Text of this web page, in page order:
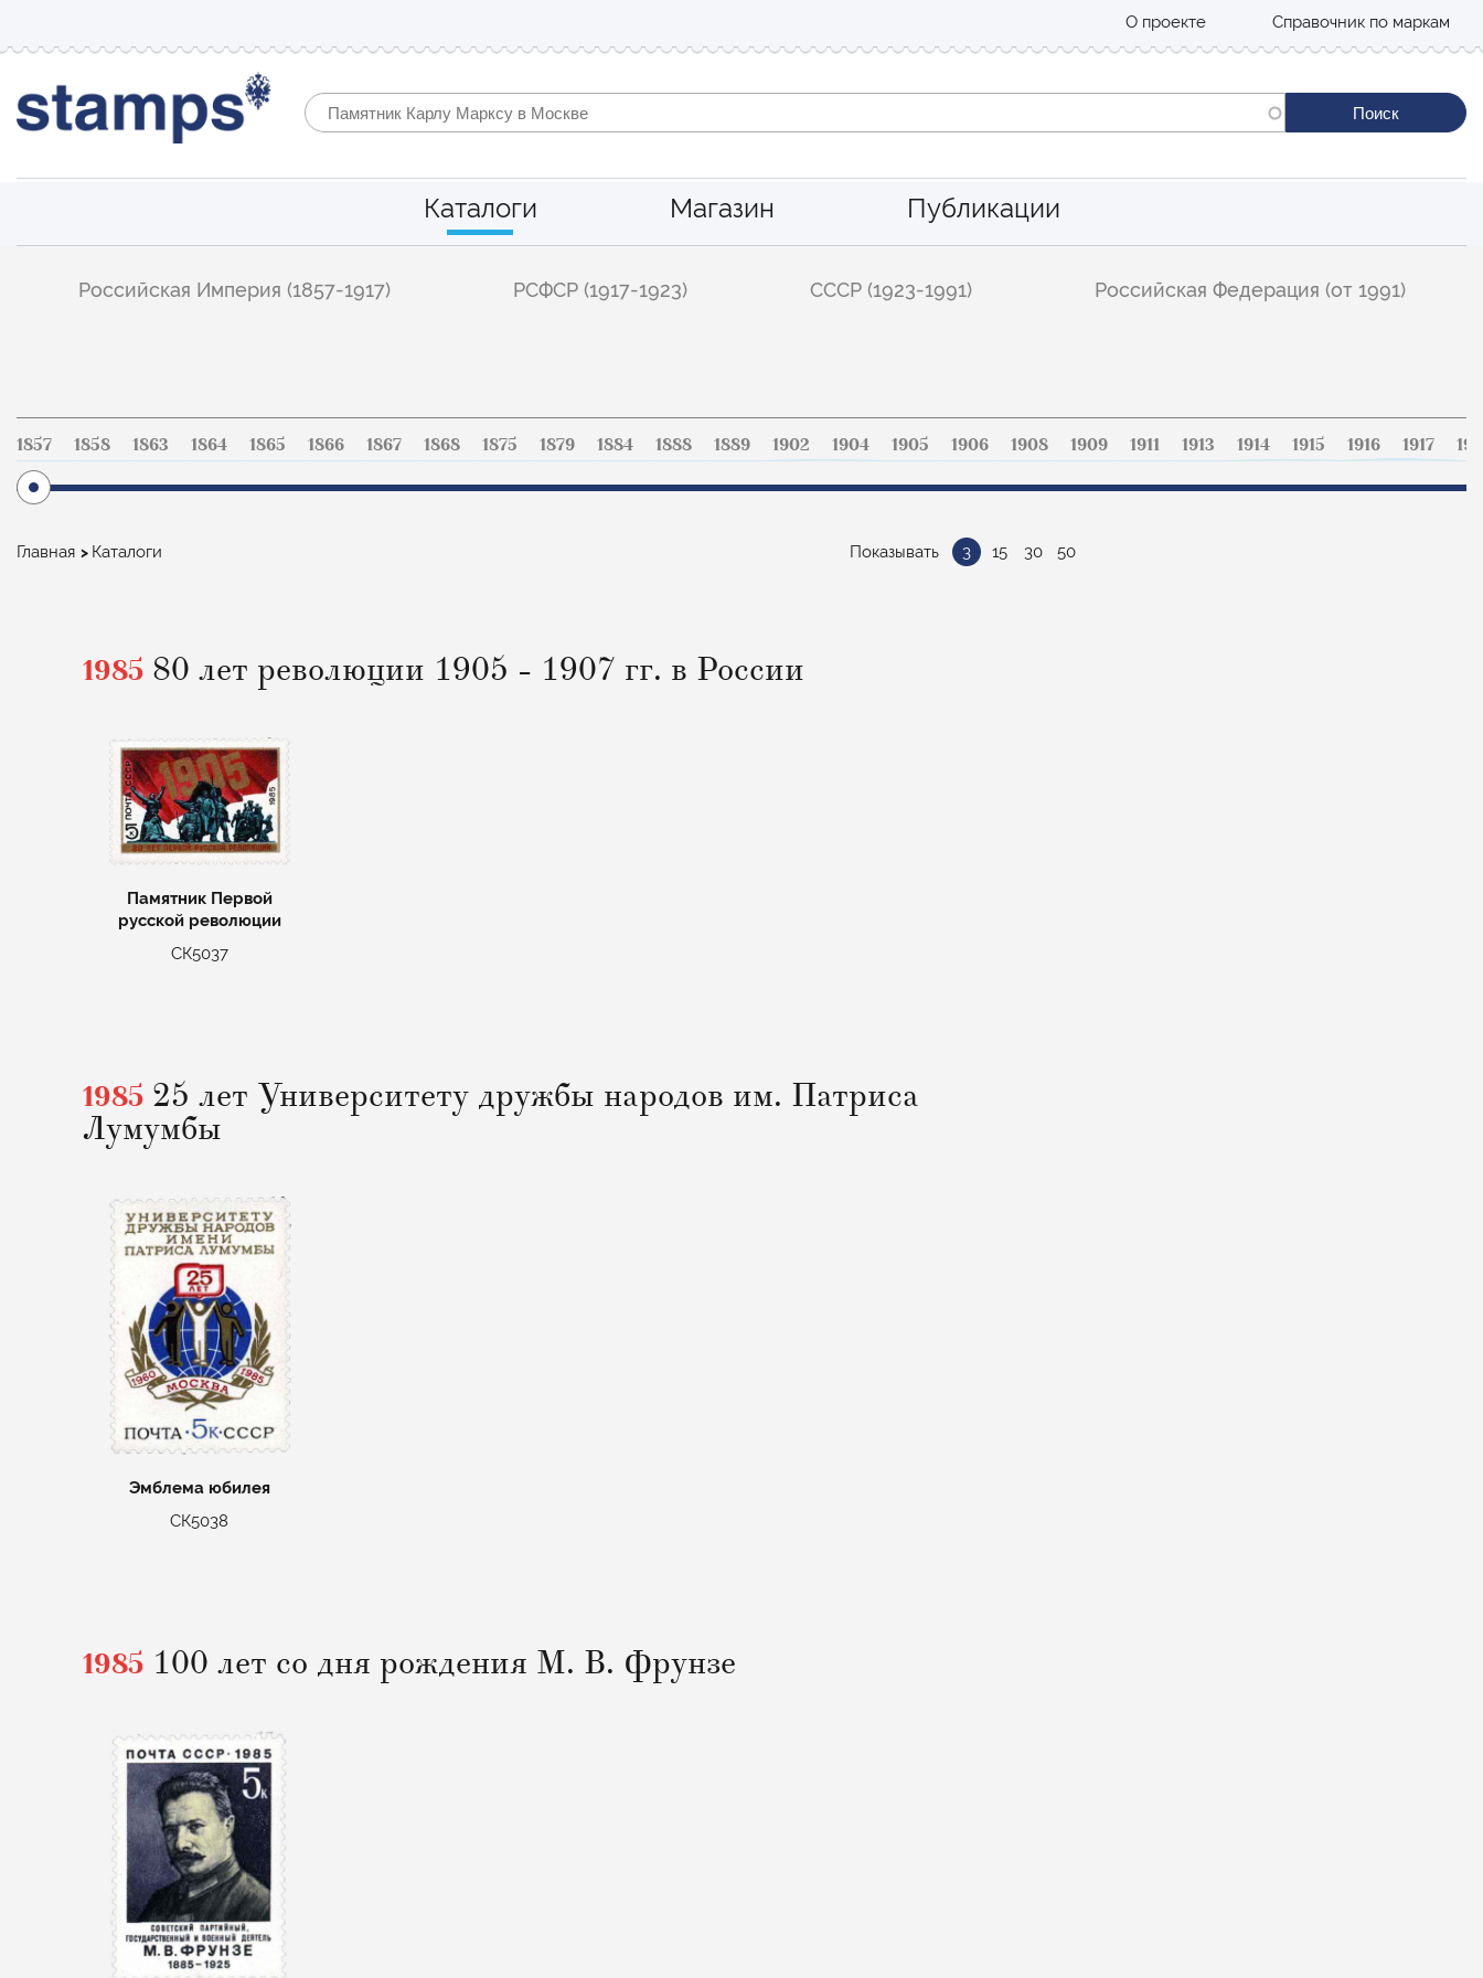
О проекте Справочник по маркам
Каталоги Магазин Публикации
Российская Империя (1857-1917) РСФСР (1917-1923) СССР (1923-1991) Российская Федерация (от 1991)
1857 1858 1863 1864 1865 1866 1867 1868 1875 1879 1884 1888 1889 1902 1904 1905 1906 1908 1909 1911 1913 1914 1915 1916 1917
Строка
Главная Каталоги Показывать 3 15 30 50
1985 80 лет революции 1905 - 1907 гг. в России
Памятник Первой
русской революции
СК5037
1985 25 лет Университету дружбы народов им. Патриса
Лумумбы
Эмблема юбилея
СК5038
1985 100 лет со дня рождения М. В. Фрунзе